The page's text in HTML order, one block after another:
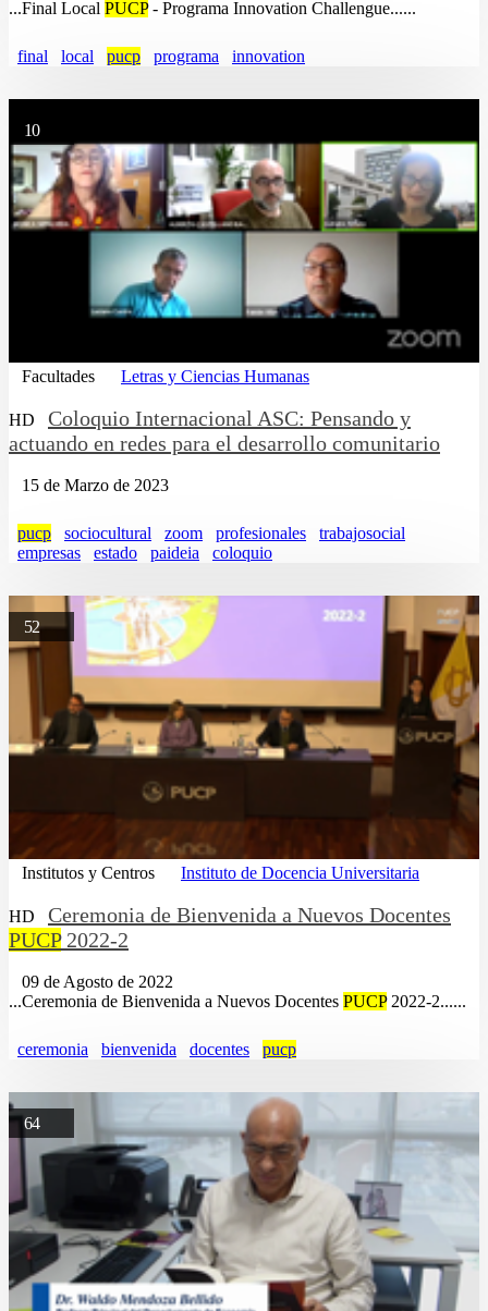
...Final Local PUCP- Programa Innovation Challengue......
final local pucp programa innovation
10
Facultades Letras y Ciencias Humanas
HD
Coloquio Internacional ASC: Pensando y
actuando en redes para el desarrollo comunitario
15 de Marzo de 2023
pucp sociocultural zoom profesionales
trabajosocial
empresas
estado paideia coloquio
52
Institutos y Centros Instituto de Docencia Universitaria
HD
Ceremonia de Bienvenida a Nuevos Docentes
PUCP2022-2
09 de Agosto de 2022
...Ceremonia de Bienvenida a Nuevos Docentes PUCP2022-2......
ceremonia bienvenida docentes pucp
64